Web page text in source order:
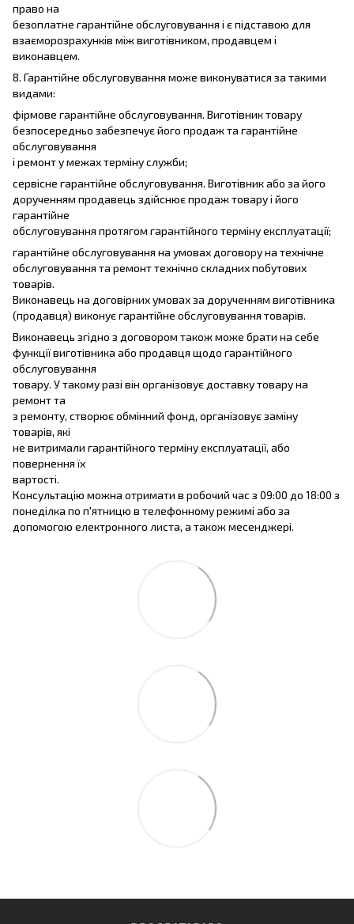
право на
безоплатне гарантійне обслуговування і є підставою для
взаєморозрахунків між виготівником, продавцем і
виконавцем.
8. Гарантійне обслуговування може виконуватися за такими
видами:
фірмове гарантійне обслуговування. Виготівник товару
безпосередньо забезпечує його продаж та гарантійне
обслуговування
і ремонт у межах терміну служби;
сервісне гарантійне обслуговування. Виготівник або за його
дорученням продавець здійснює продаж товару і його
гарантійне
обслуговування протягом гарантійного терміну експлуатації;
гарантійне обслуговування на умовах договору на технічне
обслуговування та ремонт технічно складних побутових
товарів.
Виконавець на договірних умовах за дорученням виготівника
(продавця) виконує гарантійне обслуговування товарів.
Виконавець згідно з договором також може брати на себе
функції виготівника або продавця щодо гарантійного
обслуговування
товару. У такому разі він організовує доставку товару на
ремонт та
з ремонту, створює обмінний фонд, організовує заміну
товарів, які
не витримали гарантійного терміну експлуатації, або
повернення їх
вартості.
Консультацію можна отримати в робочий час з 09:00 до 18:00 з
понеділка по п'ятницю в телефонному режимі або за
допомогою електронного листа, а також месенджері.